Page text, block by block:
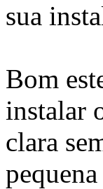
sua
Bom
instalar
clara